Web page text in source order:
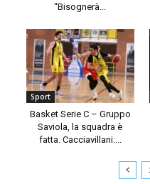
“Bisognerà...
Sport
Basket Serie C – Gruppo
Saviola, la squadra è
fatta. Cacciavillani:...